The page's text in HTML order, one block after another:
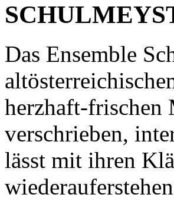
Das Ensemble
herzhaft-frischen
verschrieben,
lässt mit ihren